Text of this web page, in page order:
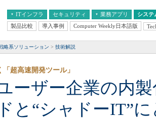
ITインフラ セキュリティ 業務アプリ
ンタープライズAI
報系システム
システ
経営とIT 医療IT
製品比較 導入事例 Computer Weekly日本語版
略系ソリューション 技術解説
ーザー企業の内
と“シャドーIT”
超高速開発ツール」